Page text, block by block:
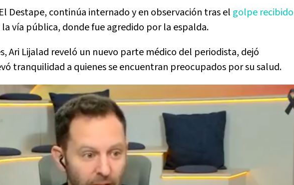
Destape, continúa internado y en observación tras el golpe recibido
vía pública, donde fue agredido por la espalda.
Ari Lijalad reveló un nuevo parte médico del periodista, dejó
tranquilidad a quienes se encuentran preocupados por su salud.